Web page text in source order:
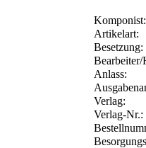
Komponist:
Artikelart:
Besetzung:
Bearbeiter/
Anlass:
Verlag:
Verlag-Nr.: